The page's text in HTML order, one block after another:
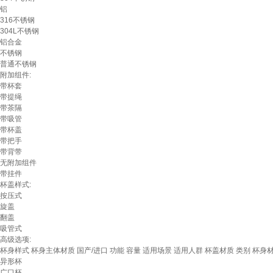
铝
316不锈钢
304L不锈钢
铝合金
不锈钢
普通不锈钢
附加组件:
带杯套
带提绳
带茶隔
带吸管
带杯盖
带把手
带背带
无附加组件
带挂件
杯盖样式:
按压式
旋盖
翻盖
吸管式
高级选项:
杯身样式 杯身主体材质 国产/进口 功能 容量 适用场景 适用人群 杯盖材质 类别 杯身
异形杯